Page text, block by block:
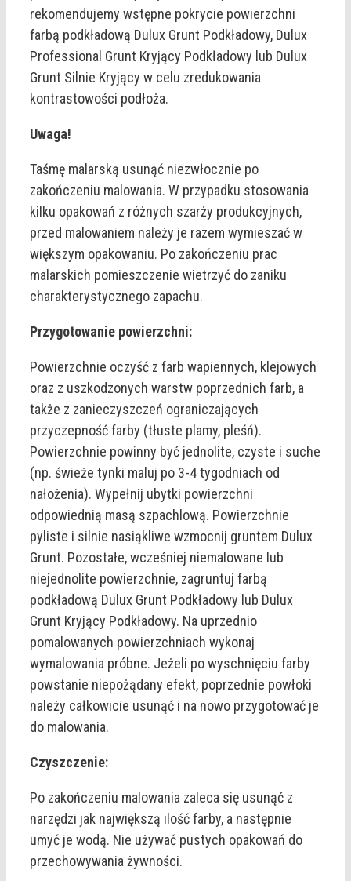
rekomendujemy wstępne pokrycie powierzchni
farbą podkładową Dulux Grunt Podkładowy, Dulux
Professional Grunt Kryjący Podkładowy lub Dulux
Grunt Silnie Kryjący w celu zredukowania
kontrastowości podłoża.
Uwaga!
Taśmę malarską usunąć niezwłocznie po
zakończeniu malowania. W przypadku stosowania
kilku opakowań z różnych szarży produkcyjnych,
przed malowaniem należy je razem wymieszać w
większym opakowaniu. Po zakończeniu prac
malarskich pomieszczenie wietrzyć do zaniku
charakterystycznego zapachu.
Przygotowanie powierzchni:
Powierzchnie oczyść z farb wapiennych, klejowych
oraz z uszkodzonych warstw poprzednich farb, a
także z zanieczyszczeń ograniczających
przyczepność farby (tłuste plamy, pleśń).
Powierzchnie powinny być jednolite, czyste i suche
(np. świeże tynki maluj po 3-4 tygodniach od
nałożenia). Wypełnij ubytki powierzchni
odpowiednią masą szpachlową. Powierzchnie
pyliste i silnie nasiąkliwe wzmocnij gruntem Dulux
Grunt. Pozostałe, wcześniej niemalowane lub
niejednolite powierzchnie, zagruntuj farbą
podkładową Dulux Grunt Podkładowy lub Dulux
Grunt Kryjący Podkładowy. Na uprzednio
pomalowanych powierzchniach wykonaj
wymalowania próbne. Jeżeli po wyschnięciu farby
powstanie niepożądany efekt, poprzednie powłoki
należy całkowicie usunąć i na nowo przygotować je
do malowania.
Czyszczenie:
Po zakończeniu malowania zaleca się usunąć z
narzędzi jak największą ilość farby, a następnie
umyć je wodą. Nie używać pustych opakowań do
przechowywania żywności.